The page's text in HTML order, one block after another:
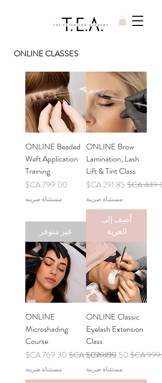
ONLINE CLASSES
ONLINE Brow
Lamination, Lash
Lift & Tint Class
عادي
سعر البيع
مستثناة ضريبة
أضِف إلى
العربة
ONLINE Beaded
Weft Application
Training
السعر
مستثناة ضريبة
غير متوفر
ONLINE Classic
Eyelash Extension
Class
عادي
سعر البيع
مستثناة ضريبة
ONLINE
Microshading
Course
سعر عادي
سعر البيع
مستثناة ضريبة